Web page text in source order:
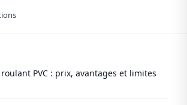
PVC : prix, avantages et limites